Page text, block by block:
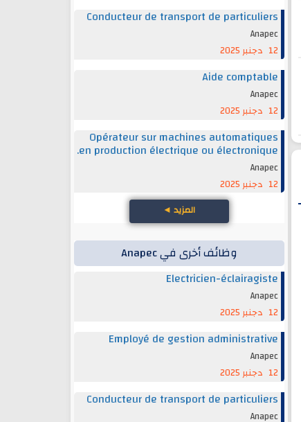
Conducteur de transport de particuliers
Anapec
12 دجنبر 2025
Aide comptable
Anapec
12 دجنبر 2025
Opérateur sur machines automatiques
en production électrique ou électronique.
Anapec
12 دجنبر 2025
المزيد ◄
وظائف أخرى في Anapec
Electricien-éclairagiste
Anapec
12 دجنبر 2025
Employé de gestion administrative
Anapec
12 دجنبر 2025
Conducteur de transport de particuliers
Anapec